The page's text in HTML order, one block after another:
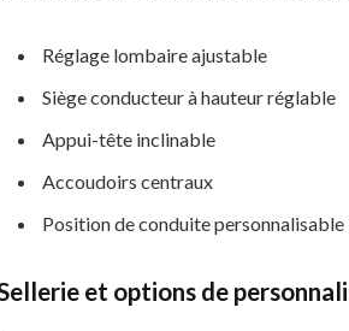
Réglage lombaire ajustable
Siège conducteur à hauteur réglable
Appui-tête inclinable
Accoudoirs centraux
Position de conduite personnalisable
et options de